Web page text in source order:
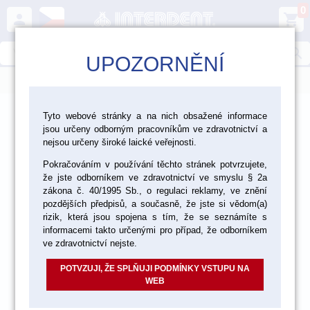
person shopping_cart
0
> Laboratoř > Zatmelování, lití, pájení >
Pájky a spájecí pasty
UPOZORNĚNÍ
Tyto webové stránky a na nich obsažené informace
jsou určeny odborným pracovníkům ve zdravotnictví a
nejsou určeny široké laické veřejnosti.
Pokračováním v používání těchto stránek potvrzujete,
že jste odborníkem ve zdravotnictví ve smyslu § 2a
zákona č. 40/1995 Sb., o regulaci reklamy, ve znění
pozdějších předpisů, a současně, že jste si vědom(a)
rizik, která jsou spojena s tím, že se seznámíte s
informacemi takto určenými pro případ, že odborníkem
ve zdravotnictví nejste.
POTVZUJI, ŽE SPLŇUJI PODMÍNKY VSTUPU NA
WEB